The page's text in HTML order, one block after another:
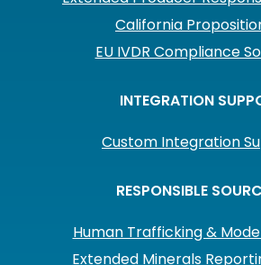
California
EU IVDR Compliance
INTEGRATION
Custom Integration
RESPONSIBLE
Human Trafficking &
Extended Minerals